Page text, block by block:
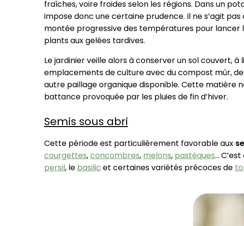
fraîches, voire froides selon les régions. Dans un
impose donc une certaine prudence. Il ne s’agit
montée progressive des températures pour lancer
plants aux gelées tardives.
Le jardinier veille alors à conserver un sol couvert,
emplacements de culture avec du compost mûr,
autre paillage organique disponible. Cette matière
battance provoquée par les pluies de fin d’hiver.
Semis sous abri
Cette période est particulièrement favorable aux
courgettes,concombres, melons, pastèques…
persil, le basilic et certaines variétés précoces de